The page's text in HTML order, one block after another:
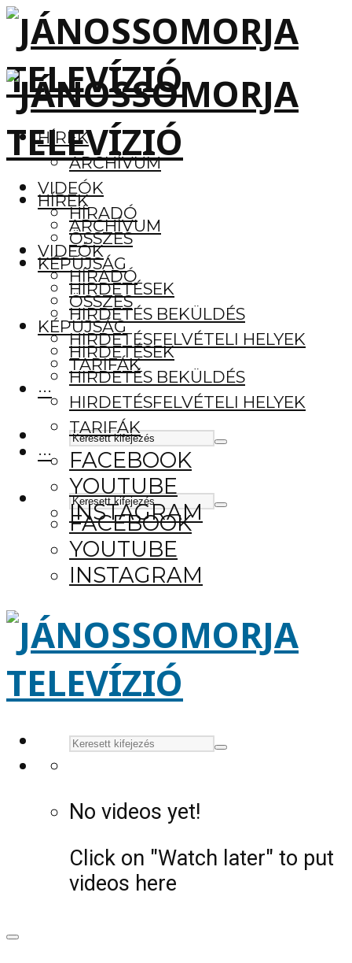
HÍREK
ARCHÍVUM
VIDEÓK
HÍRADÓ
ÖSSZES
KÉPÚJSÁG
HIRDETÉSEK
HIRDETÉS BEKÜLDÉS
HIRDETÉSFELVÉTELI HELYEK
TARIFÁK
···
FACEBOOK
YOUTUBE
INSTAGRAM
HÍREK
ARCHÍVUM
VIDEÓK
HÍRADÓ
ÖSSZES
KÉPÚJSÁG
HIRDETÉSEK
HIRDETÉS BEKÜLDÉS
HIRDETÉSFELVÉTELI HELYEK
TARIFÁK
···
FACEBOOK
YOUTUBE
INSTAGRAM
No videos yet!
Click on "Watch later" to put
videos here